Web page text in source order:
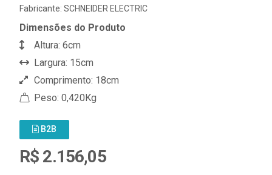
Fabricante: SCHNEIDER ELECTRIC
Dimensões do Produto
Altura: 6cm
Largura: 15cm
Comprimento: 18cm
Peso: 0,420Kg
B2B
R$ 2.156,05